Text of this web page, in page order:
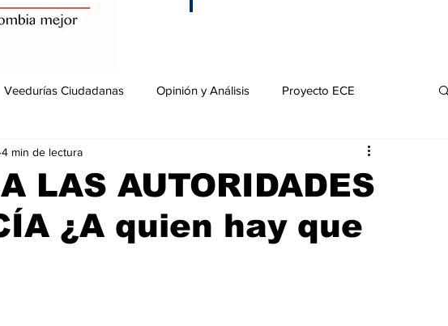
Veedurías Ciudadanas Opinión y Análisis Proyecto ECE
LAS AUTORIDADES
¿A quien hay que
4 min de lectura